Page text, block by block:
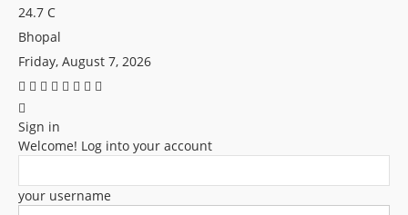
24.7 C
Bhopal
Friday, August 7, 2026
Sign in
Welcome! Log into your account
your username